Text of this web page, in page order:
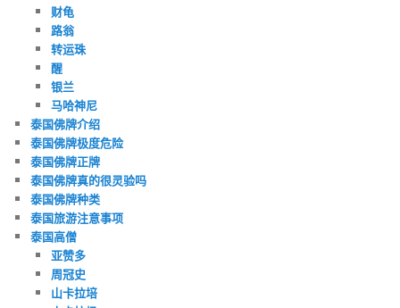
财龟
路翁
转运珠
醒
银兰
马哈神尼
泰国佛牌介绍
泰国佛牌极度危险
泰国佛牌正牌
泰国佛牌真的很灵验吗
泰国佛牌种类
泰国旅游注意事项
泰国高僧
亚赞多
周冠史
山卡拉培